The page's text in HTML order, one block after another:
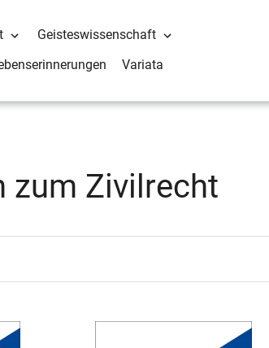
Geisteswissenschaft
Variata
zum Zivilrecht